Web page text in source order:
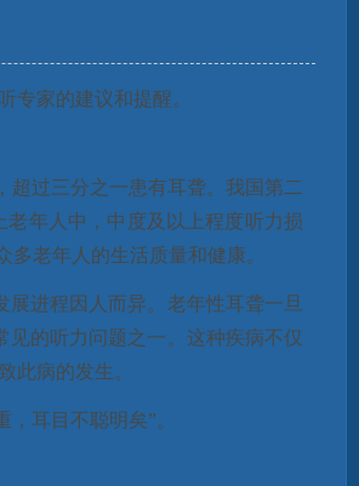
专家的建议和提醒。
超过三分之一患有耳聋。我国第二
老年人中，中度及以上程度听力损
老年人的生活质量和健康。
进程因人而异。老年性耳聋一旦
的听力问题之一。这种疾病不仅
此病的发生。
耳目不聪明矣”。